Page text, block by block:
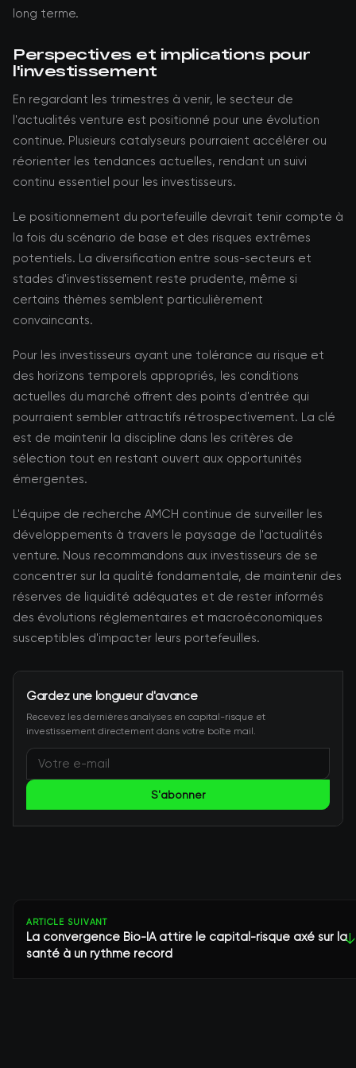
long terme.
Perspectives et implications pour
l'investissement
En regardant les trimestres à venir, le secteur de
l'actualités venture est positionné pour une évolution
continue. Plusieurs catalyseurs pourraient accélérer ou
réorienter les tendances actuelles, rendant un suivi
continu essentiel pour les investisseurs.
Le positionnement du portefeuille devrait tenir compte à
la fois du scénario de base et des risques extrêmes
potentiels. La diversification entre sous-secteurs et
stades d'investissement reste prudente, même si
certains thèmes semblent particulièrement
convaincants.
Pour les investisseurs ayant une tolérance au risque et
des horizons temporels appropriés, les conditions
actuelles du marché offrent des points d'entrée qui
pourraient sembler attractifs rétrospectivement. La clé
est de maintenir la discipline dans les critères de
sélection tout en restant ouvert aux opportunités
émergentes.
L'équipe de recherche AMCH continue de surveiller les
développements à travers le paysage de l'actualités
venture. Nous recommandons aux investisseurs de se
concentrer sur la qualité fondamentale, de maintenir des
réserves de liquidité adéquates et de rester informés
des évolutions réglementaires et macroéconomiques
susceptibles d'impacter leurs portefeuilles.
Gardez une longueur d'avance
Recevez les dernières analyses en capital-risque et
investissement directement dans votre boîte mail.
S'abonner
ARTICLE SUIVANT
La convergence Bio-IA attire le capital-risque axé sur la
santé à un rythme record
↓